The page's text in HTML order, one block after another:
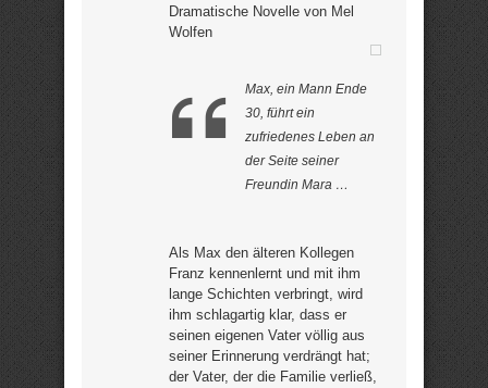
Dramatische Novelle von Mel
Wolfen
Max, ein Mann Ende
30, führt ein
zufriedenes Leben an
der Seite seiner
Freundin Mara …
Als Max den älteren Kollegen
Franz kennenlernt und mit ihm
lange Schichten verbringt, wird
ihm schlagartig klar, dass er
seinen eigenen Vater völlig aus
seiner Erinnerung verdrängt hat;
der Vater, der die Familie verließ,